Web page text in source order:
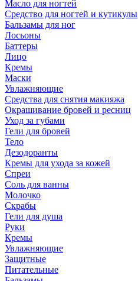
Масло для ногтей
Средство для ногтей и кутикулы
Бальзамы для ног
Лосьоны
Баттеры
Лицо
Кремы
Маски
Увлажняющие
Средства для снятия макияжа
Окрашивание бровей и ресниц
Уход за губами
Гели для бровей
Тело
Дезодоранты
Кремы для ухода за кожей
Спреи
Соль для ванны
Молочко
Скрабы
Гели для душа
Руки
Кремы
Увлажняющие
Защитные
Питательные